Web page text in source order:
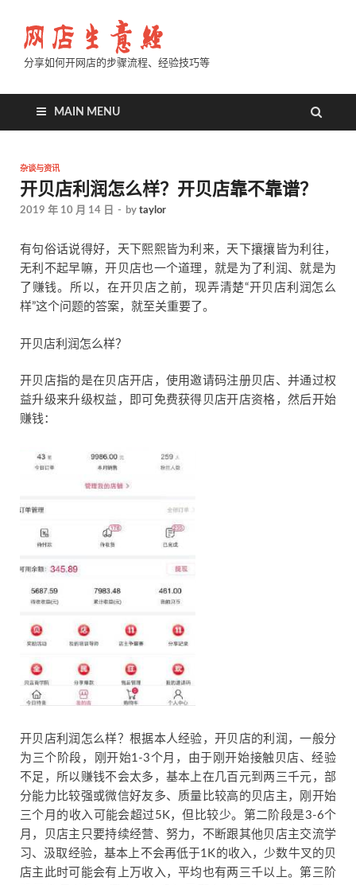
分享如何开网店的步骤流程、经验技巧等
MAIN MENU
杂谈与资讯
开贝店利润怎么样？开贝店靠不靠谱？
2019 年 10 月 14 日 - by taylor
有句俗话说得好，天下熙熙皆为利来，天下攘攘皆为利往，
无利不起早嘛，开贝店也一个道理，就是为了利润、就是为
了赚钱。所以，在开贝店之前，现弄清楚“开贝店利润怎么
样”这个问题的答案，就至关重要了。
开贝店利润怎么样？
开贝店指的是在贝店开店，使用邀请码注册贝店、并通过权
益升级来升级权益，即可免费获得贝店开店资格，然后开始
赚钱：
开贝店利润怎么样？根据本人经验，开贝店的利润，一般分
为三个阶段，刚开始1-3个月，由于刚开始接触贝店、经验
不足，所以赚钱不会太多，基本上在几百元到两三千元，部
分能力比较强或微信好友多、质量比较高的贝店主，刚开始
三个月的收入可能会超过5K，但比较少。第二阶段是3-6个
月，贝店主只要持续经营、努力，不断跟其他贝店主交流学
习、汲取经验，基本上不会再低于1K的收入，少数牛叉的贝
店主此时可能会有上万收入，平均也有两三千以上。第三阶